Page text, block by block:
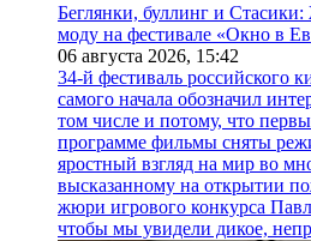
Беглянки, буллинг и Стасики:
моду на фестивале «Окно в
06 августа 2026, 15:42
34-й фестиваль российского
самого начала обозначил
том числе и потому, что
программе фильмы сняты
яростный взгляд на мир во
высказанному на открытии
жюри игрового конкурса
чтобы мы увидели дикое,